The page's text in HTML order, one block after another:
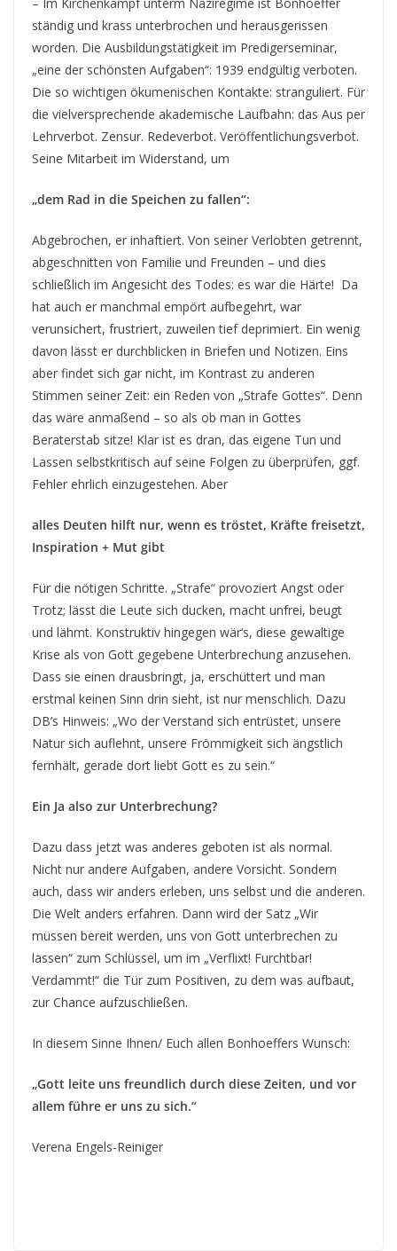
ständig und krass unterbrochen und herausgerissen
worden. Die Ausbildungstätigkeit im Predigerseminar,
„eine der schönsten Aufgaben“: 1939 endgültig verboten.
Die so wichtigen ökumenischen Kontakte: stranguliert. Für
die vielversprechende akademische Laufbahn: das Aus per
Lehrverbot. Zensur. Redeverbot. Veröffentlichungsverbot.
Seine Mitarbeit im Widerstand, um
„dem Rad in die Speichen zu fallen“:
Abgebrochen, er inhaftiert. Von seiner Verlobten getrennt,
abgeschnitten von Familie und Freunden – und dies
schließlich im Angesicht des Todes: es war die Härte! Da
hat auch er manchmal empört aufbegehrt, war
verunsichert, frustriert, zuweilen tief deprimiert. Ein wenig
davon lässt er durchblicken in Briefen und Notizen. Eins
aber findet sich gar nicht, im Kontrast zu anderen
Stimmen seiner Zeit: ein Reden von „Strafe Gottes“. Denn
das wäre anmaßend – so als ob man in Gottes
Beraterstab sitze! Klar ist es dran, das eigene Tun und
Lassen selbstkritisch auf seine Folgen zu überprüfen, ggf.
Fehler ehrlich einzugestehen. Aber
alles Deuten hilft nur, wenn es tröstet, Kräfte freisetzt,
Inspiration + Mut gibt
Für die nötigen Schritte. „Strafe“ provoziert Angst oder
Trotz; lässt die Leute sich ducken, macht unfrei, beugt
und lähmt. Konstruktiv hingegen wär‘s, diese gewaltige
Krise als von Gott gegebene Unterbrechung anzusehen.
Dass sie einen drausbringt, ja, erschüttert und man
erstmal keinen Sinn drin sieht, ist nur menschlich. Dazu
DB’s Hinweis: „Wo der Verstand sich entrüstet, unsere
Natur sich auflehnt, unsere Frömmigkeit sich ängstlich
fernhält, gerade dort liebt Gott es zu sein.“
Ein Ja also zur Unterbrechung?
Dazu dass jetzt was anderes geboten ist als normal.
Nicht nur andere Aufgaben, andere Vorsicht. Sondern
auch, dass wir anders erleben, uns selbst und die anderen.
Die Welt anders erfahren. Dann wird der Satz „Wir
müssen bereit werden, uns von Gott unterbrechen zu
lassen“ zum Schlüssel, um im „Verflixt! Furchtbar!
Verdammt!“ die Tür zum Positiven, zu dem was aufbaut,
zur Chance aufzuschließen.
In diesem Sinne Ihnen/ Euch allen Bonhoeffers Wunsch:
„Gott leite uns freundlich durch diese Zeiten, und vor
allem führe er uns zu sich.“
Verena Engels-Reiniger